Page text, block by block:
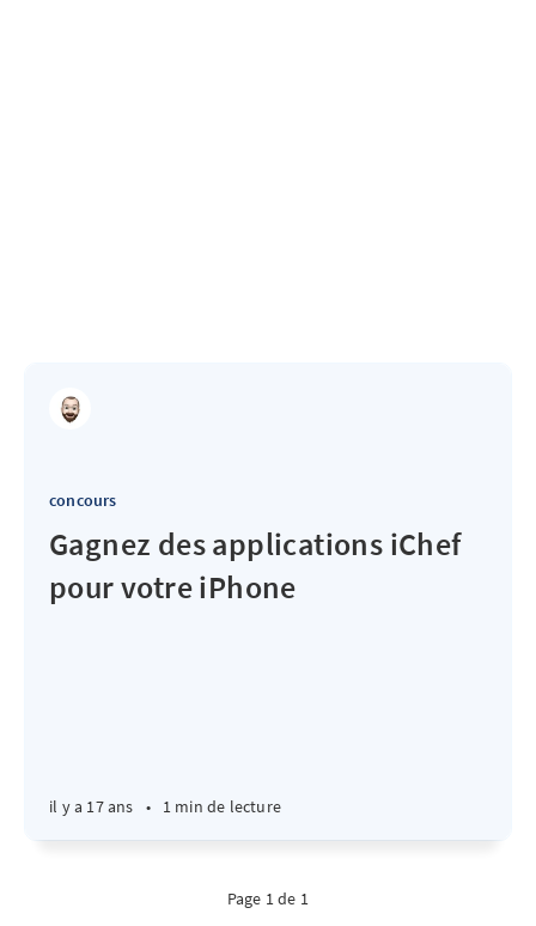
concours
Gagnez des applications iChef
pour votre iPhone
il y a 17 ans • 1 min de lecture
Page 1 de 1